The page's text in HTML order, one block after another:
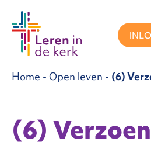
Home - Open leven - (6)
(6)